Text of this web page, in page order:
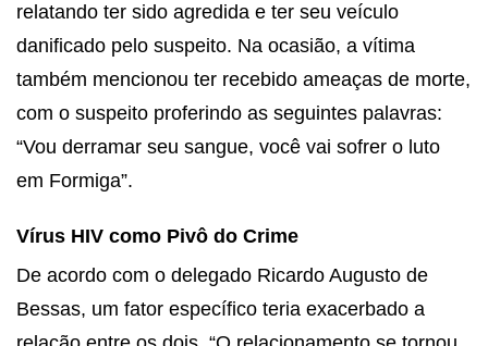
relatando ter sido agredida e ter seu veículo
danificado pelo suspeito. Na ocasião, a vítima
também mencionou ter recebido ameaças de morte,
com o suspeito proferindo as seguintes palavras:
“Vou derramar seu sangue, você vai sofrer o luto
em Formiga”.
Vírus HIV como Pivô do Crime
De acordo com o delegado Ricardo Augusto de
Bessas, um fator específico teria exacerbado a